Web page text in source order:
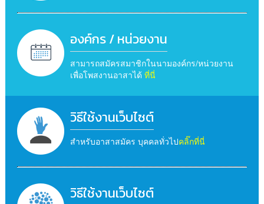
องค์กร / หน่วยงาน
สามารถสมัครสมาชิกในนามองค์กร/หน่วยงาน
เพื่อโพสงานอาสาได้ ที่นี่
วิธีใช้งานเว็บไซต์
สำหรับอาสาสมัคร บุคคลทั่วไปคลิ๊กที่นี่
วิธีใช้งานเว็บไซต์